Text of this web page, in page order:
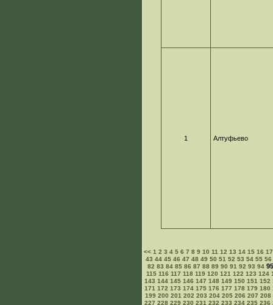
1 Алтуфьево
<<1 2 3 4 5 6 7 8 9 10 11 12 13 14 15 16 17
43 44 45 46 47 48 49 50 51 52 53 54 55 56
82 83 84 85 86 87 88 89 90 91 92 93 94
115 116 117 118 119 120 121 122 123 124
143 144 145 146 147 148 149 150 151 152
171 172 173 174 175 176 177 178 179 180
199 200 201 202 203 204 205 206 207 208
227 228 229 230 231 232 233 234 235 236